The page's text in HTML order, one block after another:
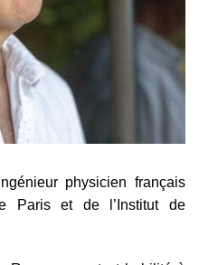
physicien français
Paris et de l’Institut de